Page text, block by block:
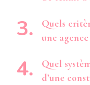
Quels
une
Quel
d’une